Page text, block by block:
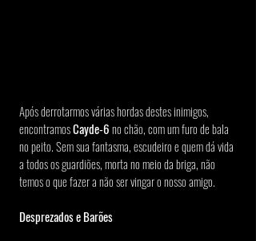
Após derrotarmos várias hordas destes inimigos,
encontramos Cayde-6 no chão, com um furo de bala
no peito. Sem sua fantasma, escudeiro e quem dá vida
a todos os guardiões, morta no meio da briga, não
temos o que fazer a não ser vingar o nosso amigo.
Desprezados e Barões